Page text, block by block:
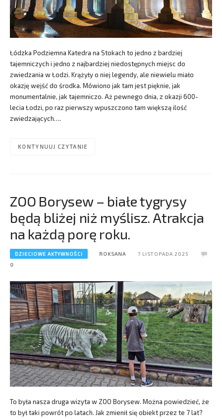
Łódzka Podziemna Katedra na Stokach to jedno z bardziej
tajemniczych i jedno z najbardziej niedostępnych miejsc do
zwiedzania w Łodzi. Krążyły o niej legendy, ale niewielu miało
okazję wejść do środka. Mówiono jak tam jest pięknie, jak
monumentalnie, jak tajemniczo. Aż pewnego dnia, z okazji 600-
lecia Łodzi, po raz pierwszy wpuszczono tam większą ilość
zwiedzających….
KONTYNUUJ CZYTANIE
ZOO Borysew – białe tygrysy
będą bliżej niż myślisz. Atrakcja
na każdą porę roku.
DZIECIOWE AKTYWNOŚCI ROKSANA
7 LISTOPADA 2025
0
To była nasza druga wizyta w ZOO Borysew. Można powiedzieć, że
to był taki powrót po latach. Jak zmienił się obiekt przez te 7 lat?